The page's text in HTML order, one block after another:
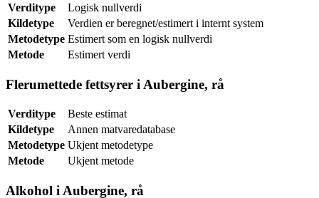
Verditype
Logisk nullverdi
Kildetype
Verdien er beregnet/estimert i internt system
Metodetype Estimert som en logisk nullverdi
Metode
Estimert verdi
Flerumettede fettsyrer i Aubergine, rå
Verditype
Beste estimat
Kildetype
Annen matvaredatabase
Metodetype Ukjent metodetype
Metode
Ukjent metode
Alkohol i Aubergine, rå